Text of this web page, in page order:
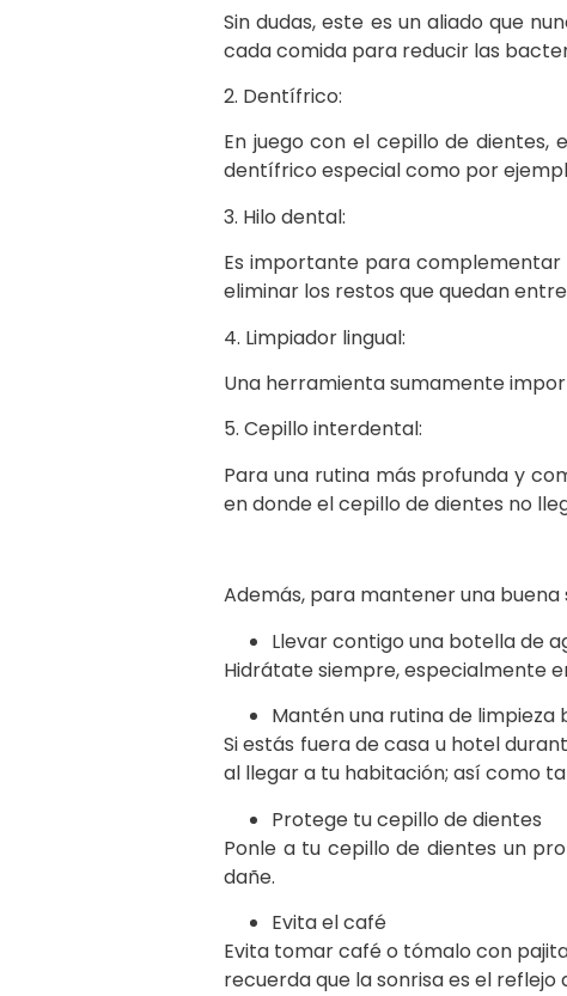
Sin dudas, este es un aliado que
cada comida para reducir las
2. Dentífrico:
En juego con el cepillo de
dentífrico especial como por
3. Hilo dental:
Es importante para complementar
eliminar los restos que quedan
4. Limpiador lingual:
Una herramienta sumamente
5. Cepillo interdental:
Para una rutina más profunda y
en donde el cepillo de dientes no
Además, para mantener una
Llevar contigo una botella de
Hidrátate siempre, especialmente
Mantén una rutina de limpieza
Si estás fuera de casa u hotel
al llegar a tu habitación; así como
Protege tu cepillo de dientes
Ponle a tu cepillo de dientes un
dañe.
Evita el café
Evita tomar café o tómalo con
recuerda que la sonrisa es el